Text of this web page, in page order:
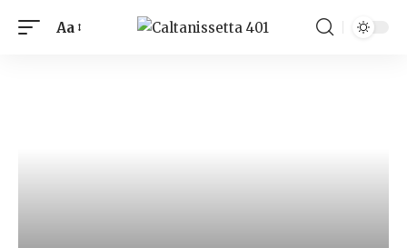
Aa